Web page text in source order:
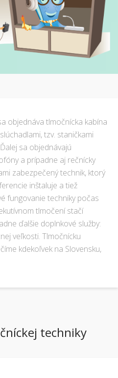
objednáva tlmočnícka kabína
tzv. staničkami
sa objednávajú
a prípadne aj rečnícky
zabezpečený technik, ktorý
inštaluje a tiež
fungovanie techniky počas
tlmočení stačí
ďalšie doplnkové služby:
veľkosti. Tlmočnícku
kdekoľvek na Slovensku,
techniky